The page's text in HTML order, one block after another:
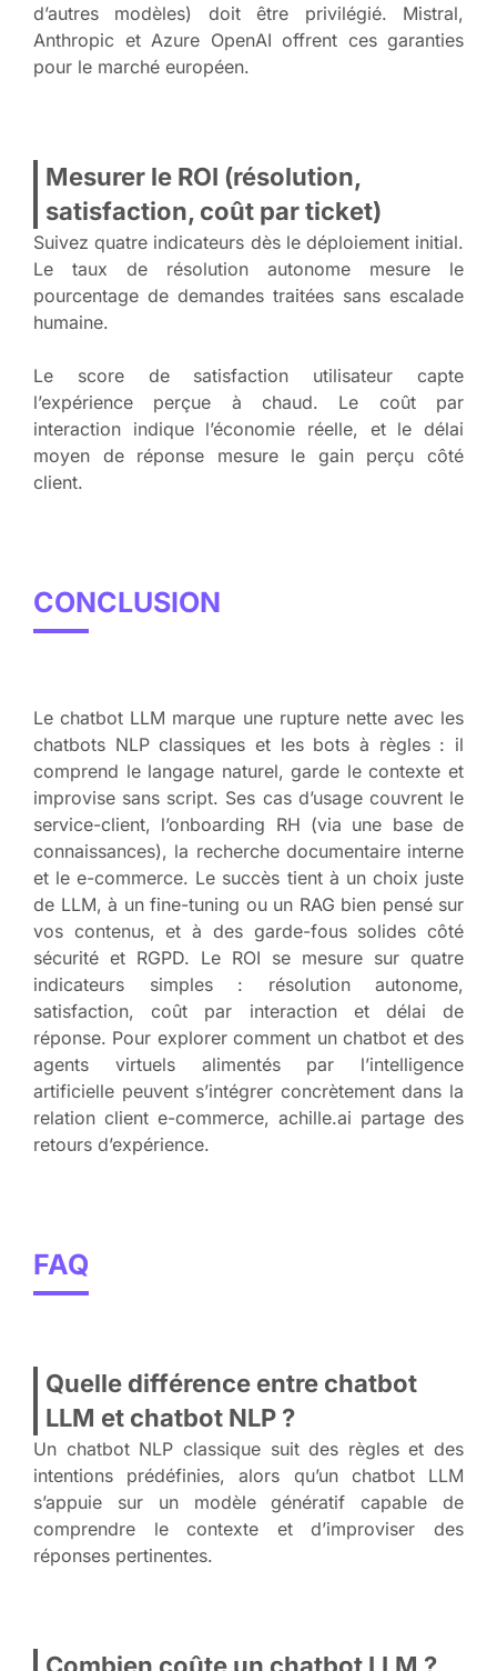
d’autres modèles) doit être privilégié. Mistral,
Anthropic et Azure OpenAI offrent ces garanties
pour le marché européen.
Mesurer le ROI (résolution,
satisfaction, coût par ticket)
Suivez quatre indicateurs dès le déploiement initial.
Le taux de résolution autonome mesure le
pourcentage de demandes traitées sans escalade
humaine.
Le score de satisfaction utilisateur capte
l’expérience perçue à chaud. Le coût par
interaction indique l’économie réelle, et le délai
moyen de réponse mesure le gain perçu côté
client.
CONCLUSION
Le chatbot LLM marque une rupture nette avec les
chatbots NLP classiques et les bots à règles : il
comprend le langage naturel, garde le contexte et
improvise sans script. Ses cas d’usage couvrent le
service-client, l’onboarding RH (via une base de
connaissances), la recherche documentaire interne
et le e-commerce. Le succès tient à un choix juste
de LLM, à un fine-tuning ou un RAG bien pensé sur
vos contenus, et à des garde-fous solides côté
sécurité et RGPD. Le ROI se mesure sur quatre
indicateurs simples : résolution autonome,
satisfaction, coût par interaction et délai de
réponse. Pour explorer comment un chatbot et des
agents virtuels alimentés par l’intelligence
artificielle peuvent s’intégrer concrètement dans la
relation client e-commerce, achille.ai partage des
retours d’expérience.
FAQ
Quelle différence entre chatbot
LLM et chatbot NLP ?
Un chatbot NLP classique suit des règles et des
intentions prédéfinies, alors qu’un chatbot LLM
s’appuie sur un modèle génératif capable de
comprendre le contexte et d’improviser des
réponses pertinentes.